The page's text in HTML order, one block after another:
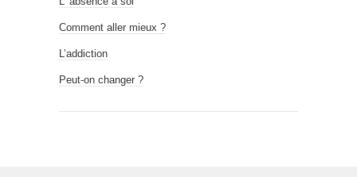
Comment aller mieux ?
L’addiction
Peut-on changer ?